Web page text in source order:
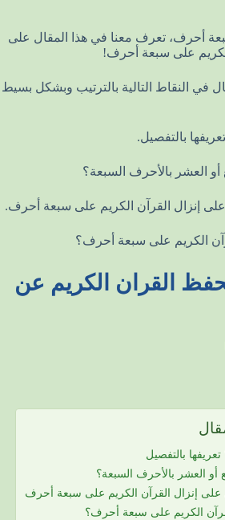
أحرف، تعرف معنا في هذا المقال على
على سبعة أحرف!
النقاط التالية بالترتيب وبشكل بسيط
بالتفصيل.
أو العشر بالأحرف السبعة؟
إنزال القرآن الكريم على سبعة أحرف.
الكريم على سبعة أحرف؟
القران الكريم عن
بالتفصيل
أو العشر بالأحرف السبعة؟
إنزال القرآن الكريم على سبعة أحرف
الكريم على سبعة أحرف؟